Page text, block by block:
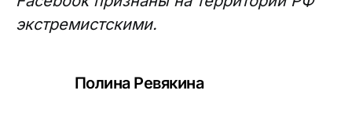
экстремистскими.
Полина Ревякина